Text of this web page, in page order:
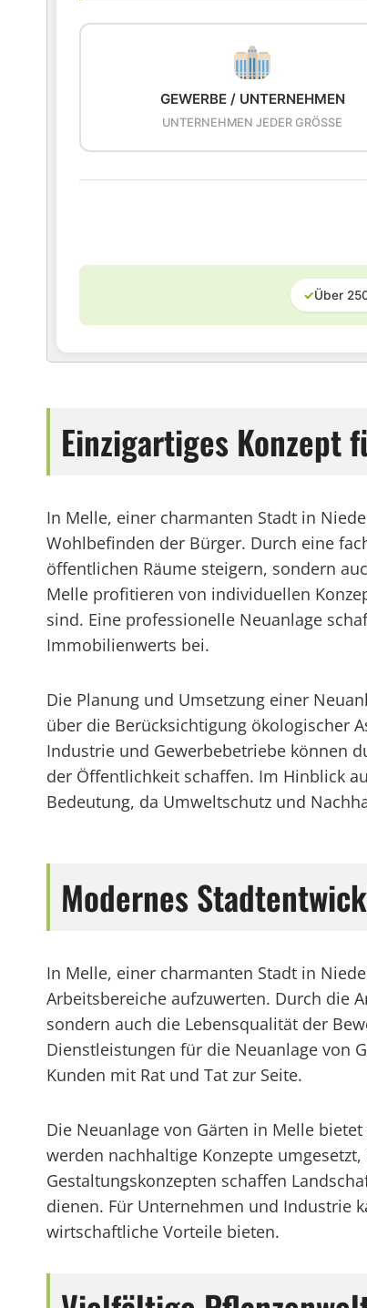
GEWERBE / UNTERNEHMEN
UNTERNEHMEN JEDER GRÖSSE
✓Über
Einzigartiges Konzept
In Melle, einer charmanten Stadt in
Wohlbefinden der Bürger. Durch eine
öffentlichen Räume steigern, sondern
Melle profitieren von individuellen
sind. Eine professionelle Neuanlage
Immobilienwerts bei.
Die Planung und Umsetzung einer
über die Berücksichtigung ökologischer
Industrie und Gewerbebetriebe können
der Öffentlichkeit schaffen. Im Hinblick
Bedeutung, da Umweltschutz und
Modernes
In Melle, einer charmanten Stadt in
Arbeitsbereiche aufzuwerten. Durch die
sondern auch die Lebensqualität der
Dienstleistungen für die Neuanlage von
Kunden mit Rat und Tat zur Seite.
Die Neuanlage von Gärten in Melle
werden nachhaltige Konzepte
Gestaltungskonzepten schaffen
dienen. Für Unternehmen und Industrie
wirtschaftliche Vorteile bieten.